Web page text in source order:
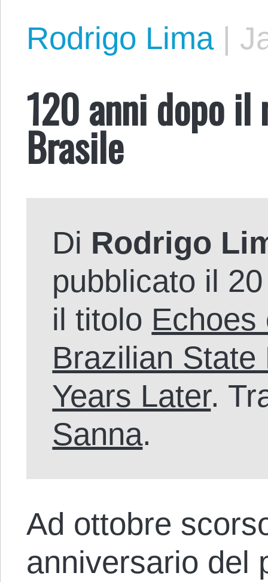
Rodrigo Lima |
120 anni dopo
Brasile
Di Rodrigo
pubblicato il
il titolo Echoes
Brazilian
Years Later.
Sanna.
Ad ottobre
anniversario del